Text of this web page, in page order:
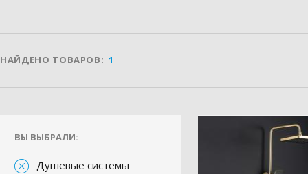
НАЙДЕНО ТОВАРОВ: 1
ВЫ ВЫБРАЛИ:
Душевые системы